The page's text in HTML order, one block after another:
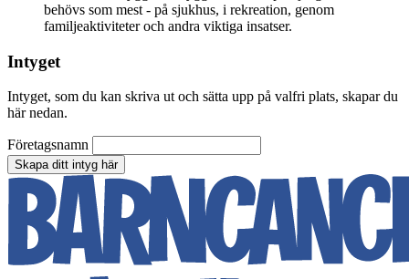
behövs som mest - på sjukhus, i rekreation, genom
familjeaktiviteter och andra viktiga insatser.
Intyget
Intyget, som du kan skriva ut och sätta upp på valfri plats, skapar du
här nedan.
Företagsnamn
Skapa ditt intyg här